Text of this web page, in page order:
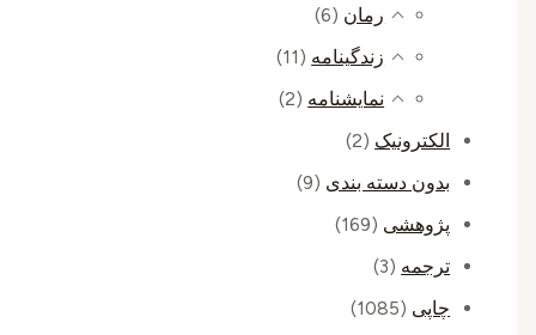
رمان (6)
زندگینامه (11)
نمایشنامه (2)
الکترونیک (2)
بدون دسته بندی (9)
پژوهشی (169)
ترجمه (3)
چاپی
(1085)